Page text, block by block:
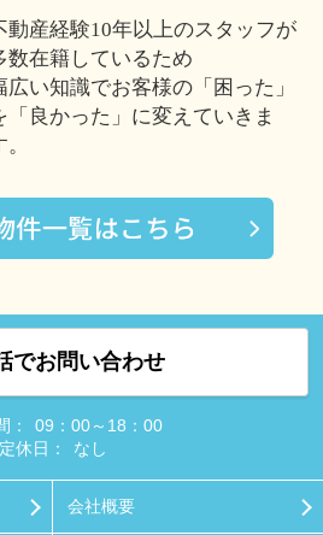
動産経験10年以上のスタッフが
数在籍しているため
広い知識でお客様の「困った」
「良かった」に変えていきま
でお問い合わせ
：
09：00～18：00
定休日：
なし
会社概要